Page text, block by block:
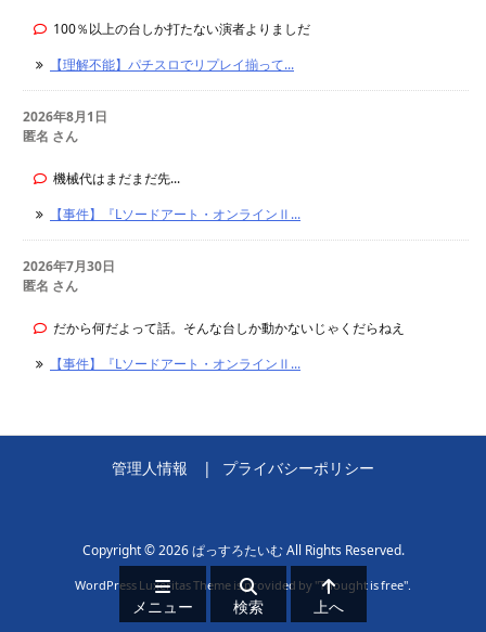
100％以上の台しか打たない演者よりましだ
【理解不能】パチスロでリプレイ揃って...
2026年8月1日
匿名 さん
機械代はまだまだ先...
【事件】『Lソードアート・オンラインⅡ...
2026年7月30日
匿名 さん
だから何だよって話。そんな台しか動かないじゃくだらねえ
【事件】『Lソードアート・オンラインⅡ...
管理人情報 プライバシーポリシー
Copyright ©2026 ぱっすろたいむAll Rights Reserved.
WordPress Luxeritas Theme is provided by "Thought is free".
メニュー 検索 上へ